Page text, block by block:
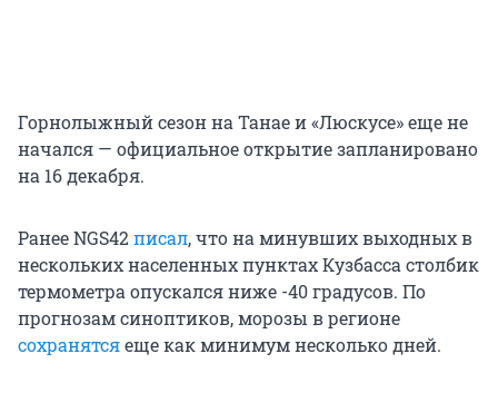
Горнолыжный сезон на Танае и «Люскусе» еще не
начался — официальное открытие запланировано
на 16 декабря.
Ранее NGS42писал, что на минувших выходных в
нескольких населенных пунктах Кузбасса столбик
термометра опускался ниже -40 градусов. По
прогнозам синоптиков, морозы в регионе
сохранятсяеще как минимум несколько дней.